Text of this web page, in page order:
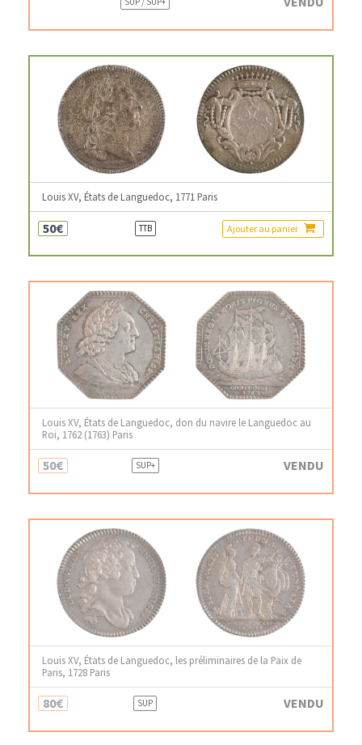
Louis XV, États de Languedoc, 1771 Paris
50€ TTB Ajouter au panier
Louis XV, États de Languedoc, don du navire le Languedoc au
Roi, 1762 (1763) Paris
50€ SUP+ VENDU
Louis XV, États de Languedoc, les préliminaires de la Paix de
Paris, 1728 Paris
80€ SUP VENDU